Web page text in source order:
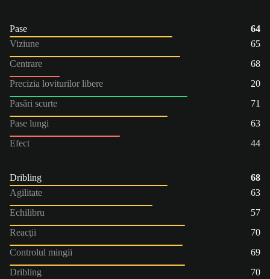
Pase
64
Viziune
65
Centrare
68
Precizia loviturilor libere
20
Pasări scurte
71
Pase lungi
63
Efect
44
Dribling
68
Agilitate
63
Echilibru
57
Reacţii
70
Controlul mingii
69
Dribling
70